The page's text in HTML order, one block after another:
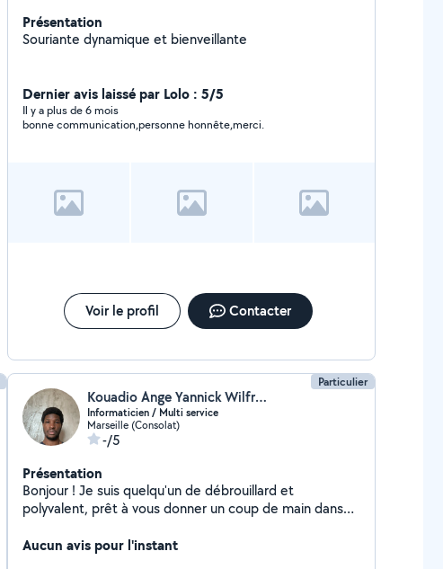
Présentation
Souriante dynamique et bienveillante
Dernier avis laissé par Lolo : 5/5
Il y a plus de 6 mois
bonne communication,personne honnête,merci.
Voir le profil Contacter
Particulier
Kouadio Ange Yannick Wilfried Nguessan
Informaticien / Multi service
Marseille (Consolat)
-/5
Présentation
Bonjour ! Je suis quelqu'un de débrouillard et
polyvalent, prêt à vous donner un coup de main dans
un problème informatique, un peu d'aide à la maison ou
Aucun avis pour l'instant